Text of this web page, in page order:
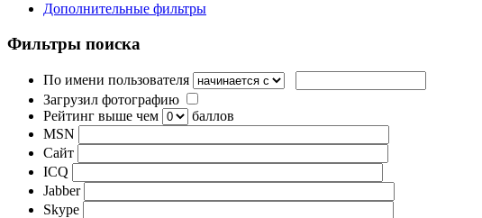
Дополнительные фильтры
Фильтры поиска
По имени пользователя
Загрузил фотографию
Рейтинг выше чем
баллов
MSN
Сайт
ICQ
Jabber
Skype